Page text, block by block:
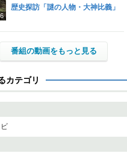
歴史探訪「謎の人物・大神比義」
番組の動画をもっと見る
カテゴリ